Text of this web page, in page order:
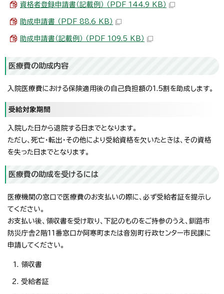
資格者登録申請書（記載例） （PDF 144.9 KB）
助成申請書 （PDF 88.6 KB）
助成申請書（記載例） （PDF 109.5 KB）
医療費の助成内容
入院医療費における保険適用後の自己負担額の1.5割を助成します。
受給対象期間
入院した日から退院する日までとなります。
ただし、死亡・転出・その他により受給資格を欠いたときは、その資格
を失った日までとなります。
医療費の助成を受けるには
医療機関の窓口で医療費のお支払いの際に、必ず受給者証を提示し
てください。
お支払い後、領収書を受け取り、下記のものをご持参のうえ、釧路市
防災庁舎2階11番窓口か阿寒町または音別町行政センター市民課に
申請してください。
領収書
受給者証